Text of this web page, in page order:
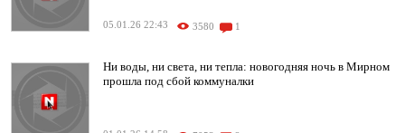
05.01.26 22:43 3580 1
Ни воды, ни света, ни тепла: новогодняя ночь в Мирном
прошла под сбой коммуналки